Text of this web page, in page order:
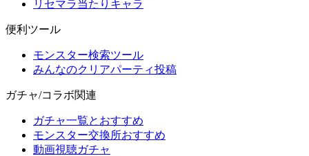
リセマラ当たりキャラ
便利ツール
モンスター検索ツール
みんなのクリアパーティ投稿
ガチャ/コラボ関連
ガチャ一覧とおすすめ
モンスター交換所おすすめ
動画視聴ガチャ